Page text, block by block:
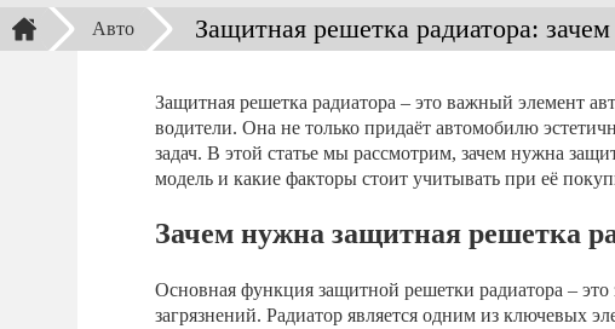
Авто Защитная решетка радиатора:
Защитная решетка радиатора – это важный элемент
водители. Она не только придаёт автомобилю
задач. В этой статье мы рассмотрим, зачем нужна
модель и какие факторы стоит учитывать при её
Зачем нужна защитная решетка
Основная функция защитной решетки радиатора –
загрязнений. Радиатор является одним из ключевых